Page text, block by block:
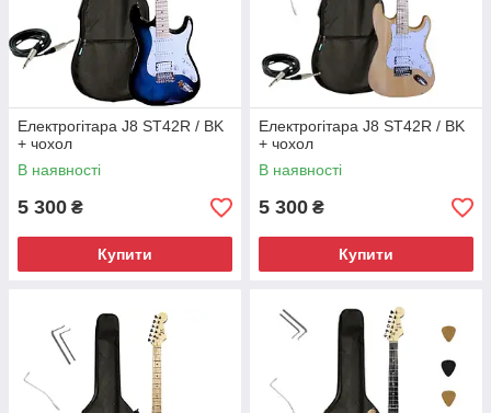
Електрогітара J8 ST42R / BK
+ чохол
В наявності
5 300 ₴
Купити
Електрогітара J8 ST42R / BK
+ чохол
В наявності
5 300 ₴
Купити